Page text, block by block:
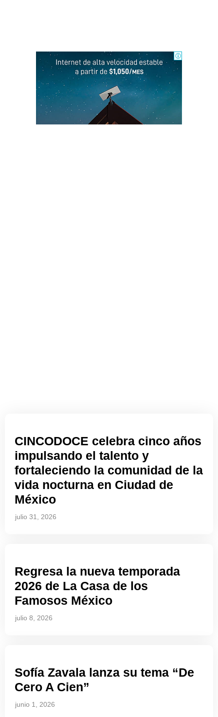
CINCODOCE celebra cinco años
impulsando el talento y
fortaleciendo la comunidad de la
vida nocturna en Ciudad de
México
julio 31, 2026
Regresa la nueva temporada
2026 de La Casa de los
Famosos México
julio 8, 2026
Sofía Zavala lanza su tema “De
Cero A Cien”
junio 1, 2026